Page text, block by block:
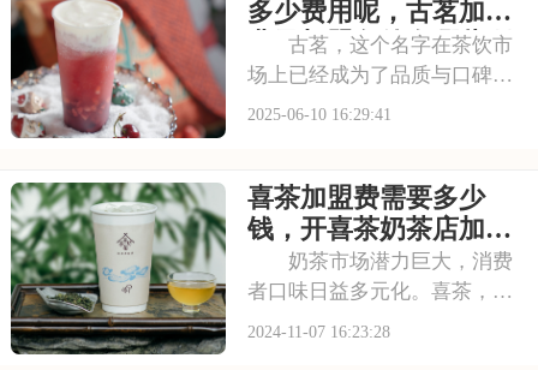
培训支持，帮助创业者上手。
那么，加盟蜜雪冰城需
多少费用呢，古茗加盟
费及加盟条件有哪些呀
古茗，这个名字在茶饮市
场上已经成为了品质与口碑的
代名词。它以其丰富的产品线
檬茶，还是创新的水果茶系
列，古茗都以其独特的配方和
高品质的原材料，为消
2025-06-10 16:29:41
喜茶加盟费需要多少
钱，开喜茶奶茶店加盟
费多少
奶茶市场潜力巨大，消费
者口味日益多元化。喜茶，作
为行业知名品牌，以其独特芝
2024-11-07 16:23:28